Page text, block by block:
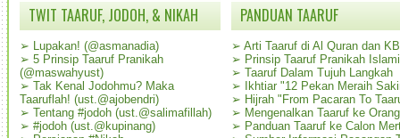
TWIT TAARUF, JODOH, & NIKAH
➢ Lupakan! (@asmanadia)
➢ 5 Prinsip Taaruf Pranikah
(@maswahyust)
➢ Tak Kenal Jodohmu? Maka
Taaruflah! (ust.@ajobendri)
➢ Tentang #jodoh (ust.@salimafillah)
➢ #jodoh (ust.@kupinang)
PANDUAN TAARUF
➢ Arti Taaruf di Al Quran dan
➢ Prinsip Taaruf Pranikah Islami
➢ Taaruf Dalam Tujuh Langkah
➢
Ikhtiar "12 Pekan Meraih
➢ Hijrah "From Pacaran To
➢ Mengenalkan Taaruf ke
➢ Panduan Taaruf ke Calon